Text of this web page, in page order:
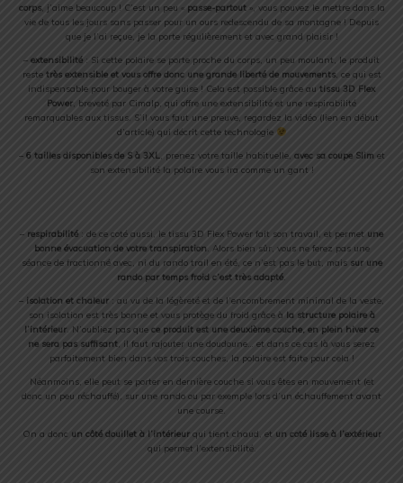
corps, j’aime beaucoup ! C’est un peu « passe-partout», vous pouvez le mettre dans la
vie de tous les jours sans passer pour un ours redescendu de sa montagne ! Depuis
que je l’ai reçue, je la porte régulièrement et avec grand plaisir !
– extensibilité : Si cette polaire se porte proche du corps, un peu moulant, le produit
reste très extensible et vous offre donc une grande liberté de mouvements, ce qui est
indispensable pour bouger à votre guise ! Cela est possible grâce au tissu 3D Flex
Power, breveté par Cimalp, qui offre une extensibilité et une respirabilité
remarquables aux tissus. S’il vous faut une preuve, regardez la vidéo (lien en début
d’article) qui décrit cette technologie
– 6 tailles disponibles de S à 3XL, prenez votre taille habituelle, avec sa coupe Slimet
son extensibilité la polaire vous ira comme un gant !
– respirabilité : de ce coté aussi, le tissu 3D Flex Power fait son travail, et permet une
bonne évacuation de votre transpiration. Alors bien sûr, vous ne ferez pas une
séance de fractionné avec, ni du rando trail en été, ce n’est pas le but, mais sur une
rando par temps froid c’est très adapté.
– isolation et chaleur : au vu de la légèreté et de l’encombrement minimal de la veste,
son isolation est très bonne et vous protège du froid grâce à la structure polaire à
l’intérieur . N’oubliez pas que ce produit est une deuxième couche, en plein hiver ce
ne sera pas suffisant, il faut rajouter une doudoune… et dans ce cas là vous serez
parfaitement bien dans vos trois couches, la polaire est faite pour cela !
Néanmoins, elle peut se porter en dernière couche si vous êtes en mouvement (et
donc un peu réchauffé), sur une rando ou par exemple lors d’un échauffement avant
une course.
On a donc un côté douillet à l’intérieurqui tient chaud, et un coté lisse à l’extérieur
qui permet l’extensibilité.